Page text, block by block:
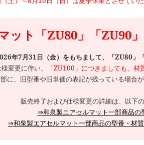
ット「ZU80」「ZU90
年7月31日（金）をもちまして、「ZU80」
変更に伴い、
「ZU100」につきましても、
に、旧型番や旧単価の表記が残っている場合
販売終了および仕様変更の詳細は、以下
⇒和泉製エアセルマット一部商品の
⇒和泉製エアセルマット一部商品の型番・材